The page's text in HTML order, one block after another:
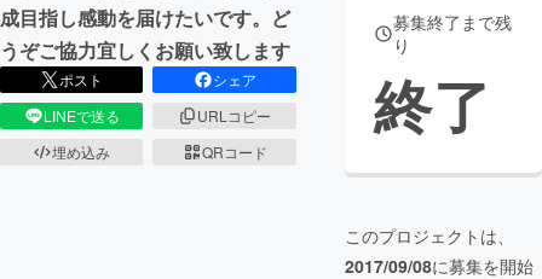
成目指し感動を届けたいです。ど
うぞご協力宜しくお願い致します
ポスト
シェア
LINEで送る
URLコピー
埋め込み
QRコード
募集終了まで残
り
終了
このプロジェクトは、
2017/09/08に募集を開始